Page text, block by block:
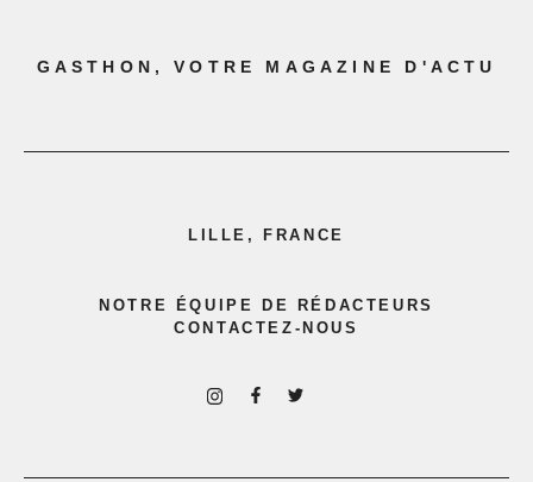
GASTHON, VOTRE MAGAZINE D'ACTU
LILLE, FRANCE
NOTRE ÉQUIPE DE RÉDACTEURS
CONTACTEZ-NOUS